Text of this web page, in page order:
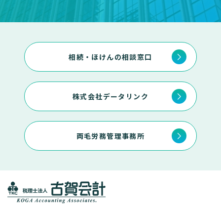
相続・ほけんの相談窓口
株式会社データリンク
両毛労務管理事務所